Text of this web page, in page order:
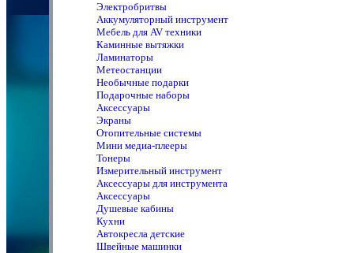
Электробритвы
Аккумуляторный инструмент
Мебель для AV техники
Каминные вытяжки
Ламинаторы
Метеостанции
Необычные подарки
Подарочные наборы
Аксессуары
Экраны
Отопительные системы
Мини медиа-плееры
Тонеры
Измерительный инструмент
Аксессуары для инструмента
Аксессуары
Душевые кабины
Кухни
Автокресла детские
Швейные машинки